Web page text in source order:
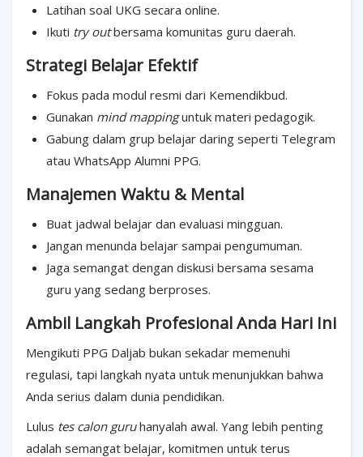
Latihan soal UKG secara online.
Ikuti try outbersama komunitas guru daerah.
Strategi Belajar Efektif
Fokus pada modul resmi dari Kemendikbud.
Gunakan mind mappinguntuk materi pedagogik.
Gabung dalam grup belajar daring seperti Telegram
atau WhatsApp Alumni PPG.
Manajemen Waktu & Mental
Buat jadwal belajar dan evaluasi mingguan.
Jangan menunda belajar sampai pengumuman.
Jaga semangat dengan diskusi bersama sesama
guru yang sedang berproses.
Ambil Langkah Profesional Anda Hari Ini
Mengikuti PPG Daljab bukan sekadar memenuhi
regulasi, tapi langkah nyata untuk menunjukkan bahwa
Anda serius dalam dunia pendidikan.
Lulus tes calon guruhanyalah awal. Yang lebih penting
adalah semangat belajar, komitmen untuk terus